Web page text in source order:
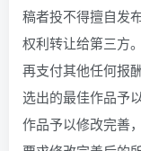
稿者投不得擅自发
权利转让给第三方
再支付其他任何报
选出的最佳作品予
作品予以修改完善